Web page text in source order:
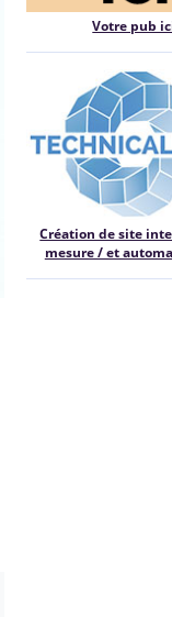
Votre pub
Création de site
mesure / et